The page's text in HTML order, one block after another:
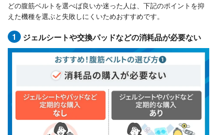
どの腹筋ベルトを選べば良いか迷った人は、下記のポイントを抑
えた機種を選ぶと失敗しにくいためおすすめです。
1 ジェルシートや交換パッドなどの消耗品が必要ない